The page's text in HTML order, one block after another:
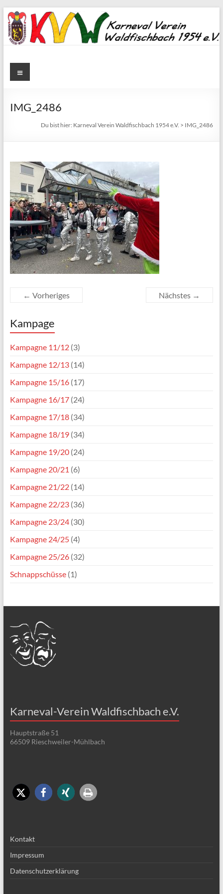
Zum
Inhalt
springen
Karneval
Waldfischbach
1954
Karneval
Verein
Waldfischbach
1954
e.V.
Menü
IMG_2486
Du bist hier: Karneval Verein Waldfischbach 1954 e.V. > IMG_2486
← Vorheriges Nächstes →
Kampage
Kampagne 11/12(3)
Kampagne 12/13(14)
Kampagne 15/16(17)
Kampagne 16/17(24)
Kampagne 17/18(34)
Kampagne 18/19(34)
Kampagne 19/20(24)
Kampagne 20/21 (6)
Kampagne 21/22(14)
Kampagne 22/23(36)
Kampagne 23/24(30)
Kampagne 24/25(4)
Kampagne 25/26(32)
Schnappschüsse(1)
Karneval-Verein Waldfischbach e.V.
Hauptstraße 51
66509 Rieschweiler-Mühlbach
Kontakt
Impressum
Datenschutzerklärung